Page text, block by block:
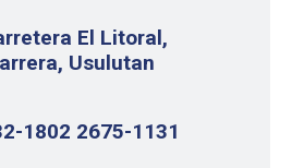
El Litoral,
Usulutan
1802 2675-1131